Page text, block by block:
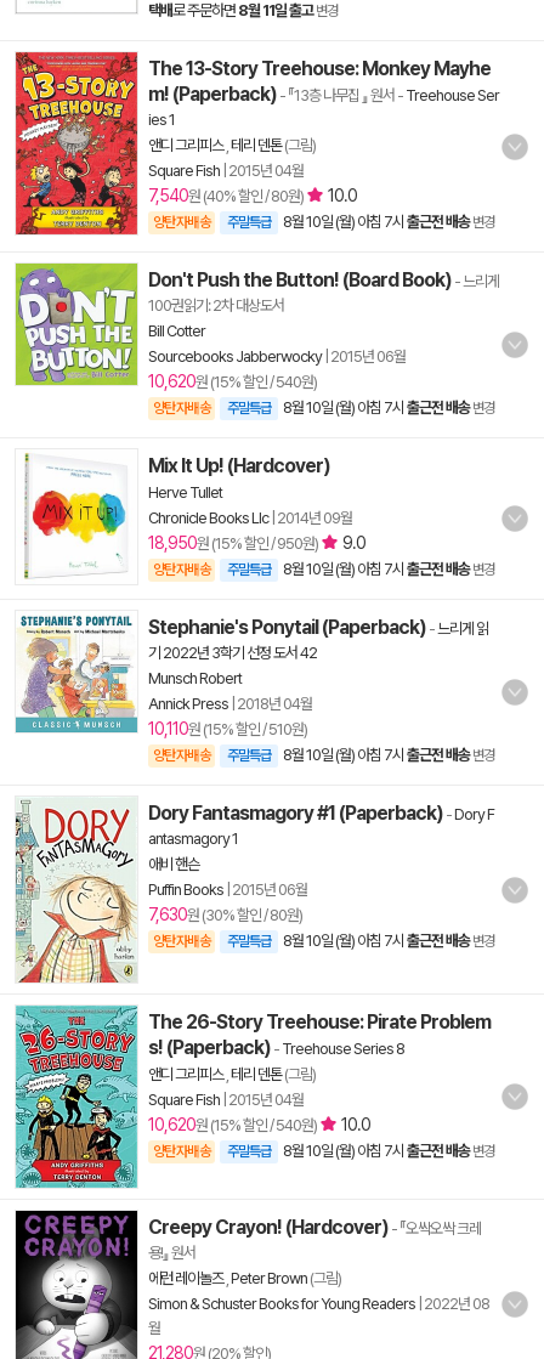
택배로 주문하면 8월 11일 출고 변경
The 13-Story Treehouse: Monkey Mayhe
m! (Paperback) - 『13층 나무집 』 원서 - Treehouse Ser
ies 1
앤디 그리피스, 테리 덴톤(그림)
Square Fish 2015년 04월
7,540원 (40% 할인 / 80원) 10.0
양탄자배송 주말특급 8월 10일 (월) 아침 7시 출근전 배송 변경
Don't Push the Button! (Board Book) - 느리게
100권읽기: 2차 대상도서
Bill Cotter
Sourcebooks Jabberwocky| 2015년 06월
10,620원 (15% 할인 / 540원)
양탄자배송 주말특급 8월 10일 (월) 아침 7시 출근전 배송 변경
Mix It Up! (Hardcover)
Herve Tullet
Chronicle Books Llc| 2014년 09월
18,950원 (15% 할인 / 950원) 9.0
양탄자배송 주말특급 8월 10일 (월) 아침 7시 출근전 배송 변경
Stephanie's Ponytail (Paperback) -느리게 읽
기 2022년 3학기 선정 도서 42
Munsch Robert
Annick Press 2018년 04월
10,110원 (15% 할인 / 510원)
양탄자배송 주말특급 8월 10일 (월) 아침 7시 출근전 배송 변경
Dory Fantasmagory #1 (Paperback) -Dory F
antasmagory 1
애비 핸슨
Puffin Books 2015년 06월
7,630원 (30% 할인 / 80원)
양탄자배송 주말특급 8월 10일 (월) 아침 7시 출근전 배송 변경
The 26-Story Treehouse: Pirate Problem
s! (Paperback) - Treehouse Series 8
앤디 그리피스, 테리 덴톤(그림)
Square Fish 2015년 04월
10,620원 (15% 할인 / 540원) 10.0
양탄자배송 주말특급 8월 10일 (월) 아침 7시 출근전 배송 변경
Creepy Crayon! (Hardcover) - 『오싹오싹 크레
용!』 원서
에런 레이놀즈, Peter Brown (그림)
Simon & Schuster Books for Young Readers 2022년 08
월
21,280원 (20% 할인)